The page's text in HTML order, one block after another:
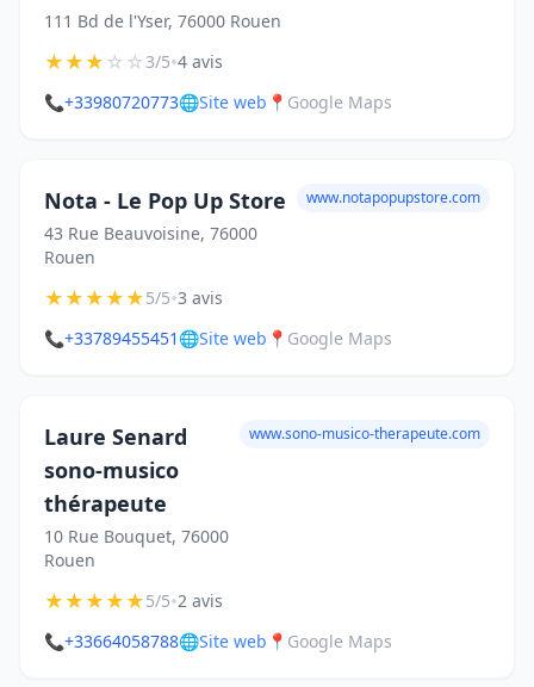
111 Bd de l'Yser, 76000 Rouen
★★★☆☆3/5•4 avis
📞+33980720773🌐Site web 📍 Google Maps
Nota - Le Pop Up Store
43 Rue Beauvoisine, 76000
Rouen
www.notapopupstore.com
★★★★★5/5•3 avis
📞+33789455451 🌐Site web 📍 Google Maps
Laure Senard
sono-musico
thérapeute
10 Rue Bouquet, 76000
Rouen
www.sono-musico-therapeute.com
★★★★★5/5•2 avis
📞+33664058788🌐Site web 📍 Google Maps